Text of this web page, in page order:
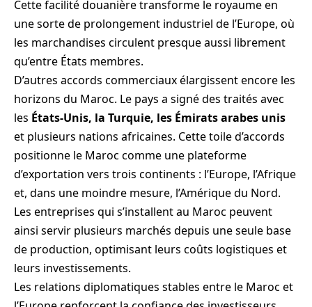
Cette facilité douanière transforme le royaume en
une sorte de prolongement industriel de l’Europe, où
les marchandises circulent presque aussi librement
qu’entre États membres.
D’autres accords commerciaux élargissent encore les
horizons du Maroc. Le pays a signé des traités avec
les États-Unis, la Turquie, les Émirats arabes unis
et plusieurs nations africaines. Cette toile d’accords
positionne le Maroc comme une plateforme
d’exportation vers trois continents : l’Europe, l’Afrique
et, dans une moindre mesure, l’Amérique du Nord.
Les entreprises qui s’installent au Maroc peuvent
ainsi servir plusieurs marchés depuis une seule base
de production, optimisant leurs coûts logistiques et
leurs investissements.
Les relations diplomatiques stables entre le Maroc et